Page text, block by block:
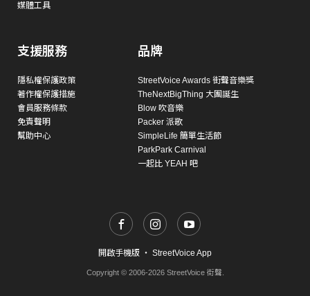
媒體工具
支援服務
隱私權保護政策
著作權保護措施
會員服務條款
免責聲明
幫助中心
品牌
StreetVoice Awards 街聲音樂獎
TheNextBigThing 大團誕生
Blow 吹音樂
Packer 派歌
SimpleLife 簡單生活節
ParkPark Carnival
一起比 YEAH 吧
開啟手機版 ・ StreetVoice App
Copyright © 2006-2026 StreetVoice 街聲.